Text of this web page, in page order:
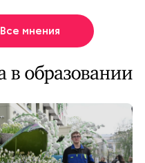
Все мнения